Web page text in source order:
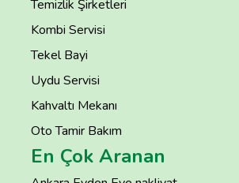
Temizlik Şirketleri
Kombi Servisi
Tekel Bayi
Uydu Servisi
Kahvaltı Mekanı
Oto Tamir Bakım
En Çok Aranan